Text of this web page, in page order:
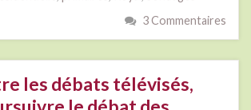
3 Commentaires
les débats télévisés,